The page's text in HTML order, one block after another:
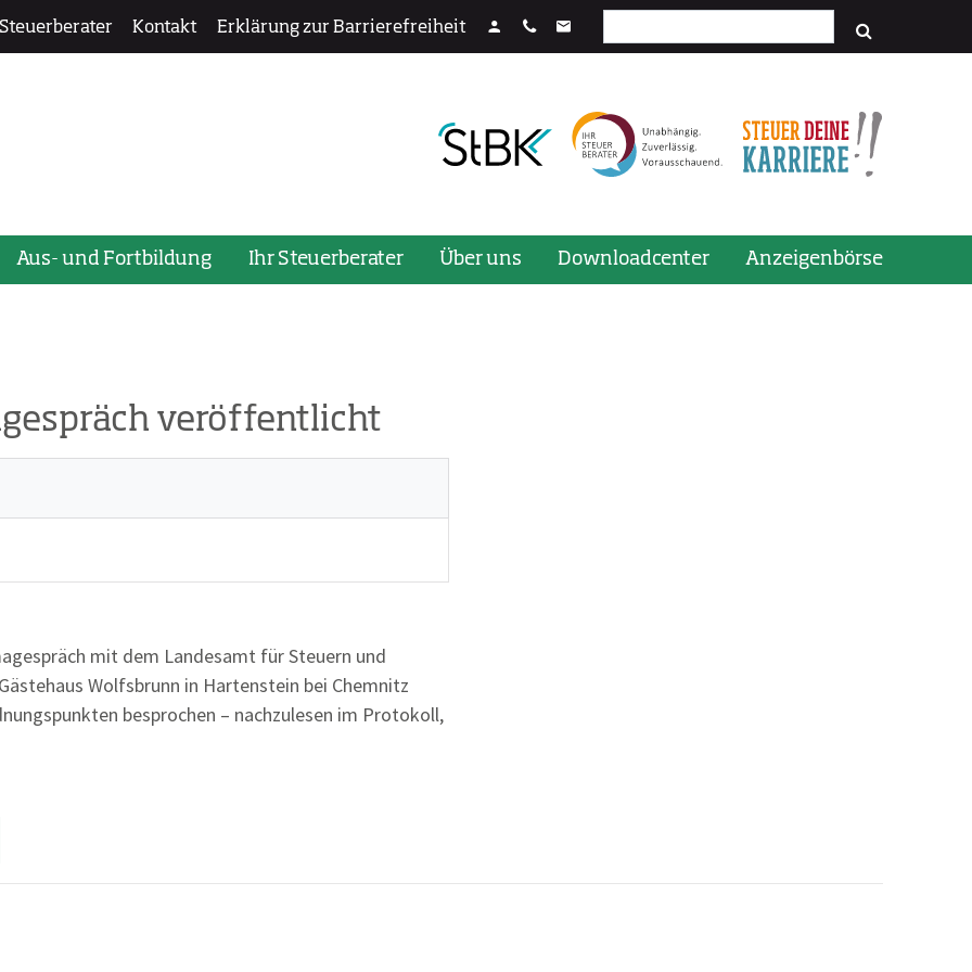
Kontakt Erklärung zur Barrierefreiheit
zu öffnen oder zu schließen, verwenden Sie bitte die Tastenkombination STRG + Enter.
Aus- und Fortbildung Ihr Steuerberater Über uns Downloadcenter Anzeigenbörse
veröffentlicht
mit dem Landesamt für Steuern und
Wolfsbrunn in Hartenstein bei Chemnitz
besprochen – nachzulesen im Protokoll,